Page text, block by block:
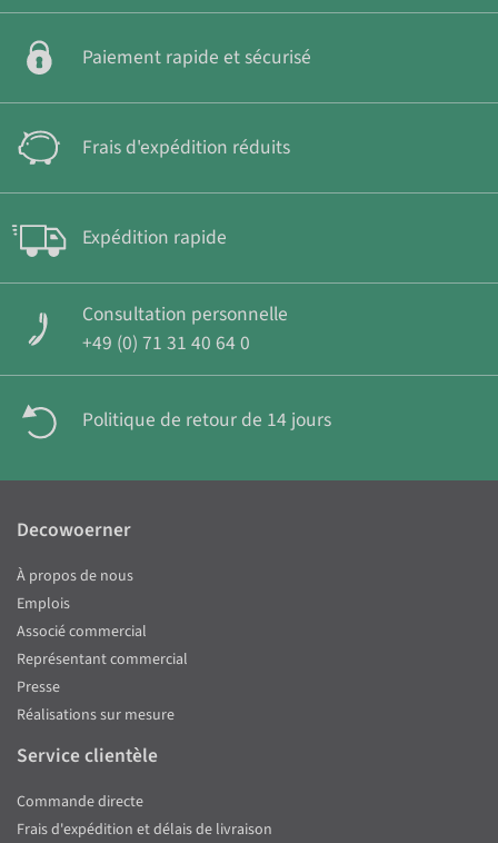
Paiement rapide et sécurisé
Frais d'expédition réduits
Expédition rapide
Consultation personnelle
+49 (0) 71 31 40 64 0
Politique de retour de 14 jours
Decowoerner
À propos de nous
Emplois
Associé commercial
Représentant commercial
Presse
Réalisations sur mesure
Service clientèle
Commande directe
Frais d'expédition et délais de livraison